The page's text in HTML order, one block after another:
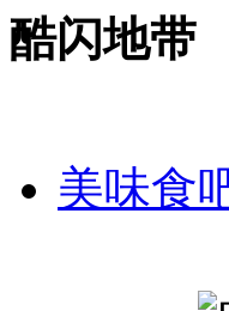
酷闪地带
美味食